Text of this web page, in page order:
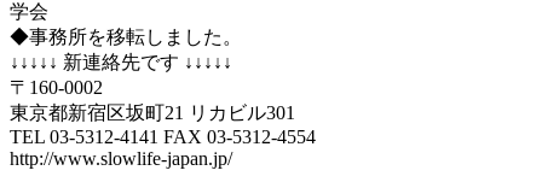
学会
◆事務所を移転しました。
↓↓↓↓↓ 新連絡先です ↓↓↓↓↓
〒160-0002
東京都新宿区坂町21 リカビル301
TEL 03-5312-4141 FAX 03-5312-4554
http://www.slowlife-japan.jp/